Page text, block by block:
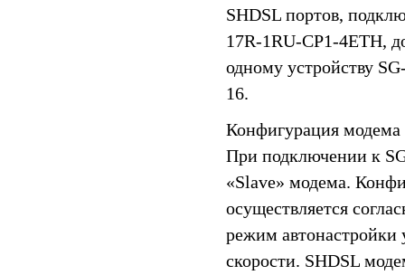
SHDSL портов,
17R-1RU-CP1-4ETH,
одному устройству
16.
Конфигурация модема
При подключении к
«Slave» модема.
осуществляется
режим автонастройки
скорости. SHDSL